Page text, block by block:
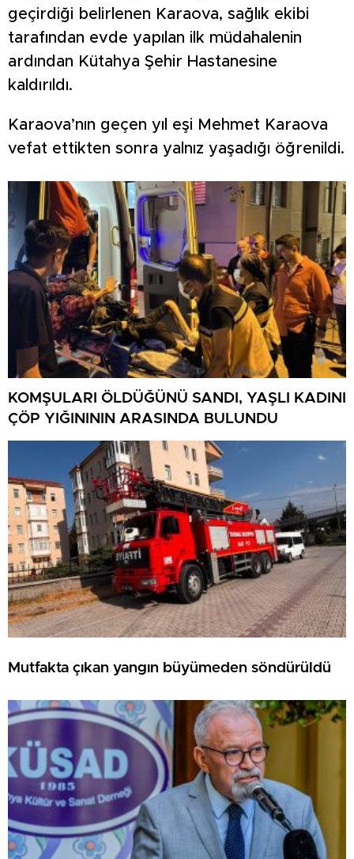
geçirdiği belirlenen Karaova, sağlık ekibi
tarafından evde yapılan ilk müdahalenin
ardından Kütahya Şehir Hastanesine
kaldırıldı.
Karaova’nın geçen yıl eşi Mehmet Karaova
vefat ettikten sonra yalnız yaşadığı öğrenildi.
KOMŞULARI ÖLDÜĞÜNÜ SANDI, YAŞLI KADINI
ÇÖP YIĞINININ ARASINDA BULUNDU
Mutfakta çıkan yangın büyümeden söndürüldü